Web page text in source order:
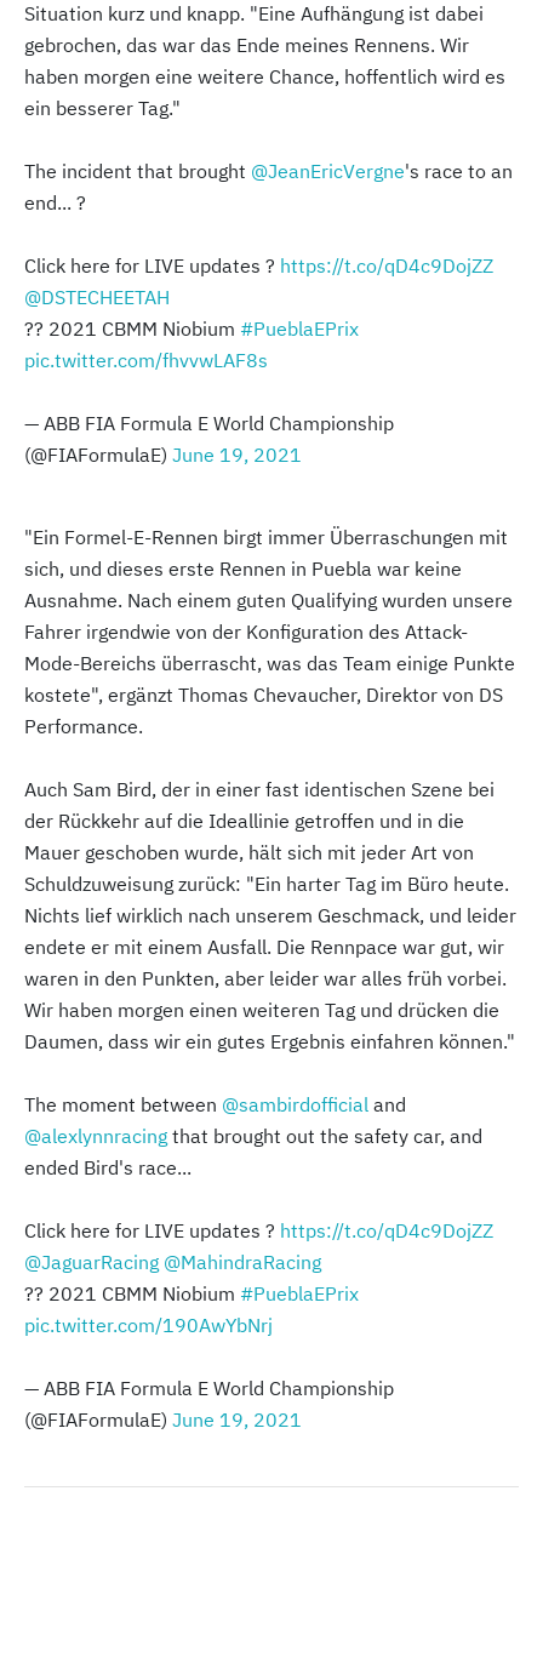
Situation kurz und knapp. "Eine Aufhängung ist dabei
gebrochen, das war das Ende meines Rennens. Wir
haben morgen eine weitere Chance, hoffentlich wird es
ein besserer Tag."
The incident that brought @JeanEricVergne's race to an
end... ?
Click here for LIVE updates ? https://t.co/qD4c9DojZZ
@DSTECHEETAH
?? 2021 CBMM Niobium #PueblaEPrix
pic.twitter.com/fhvvwLAF8s
— ABB FIA Formula E World Championship
(@FIAFormulaE) June 19, 2021
"Ein Formel-E-Rennen birgt immer Überraschungen mit
sich, und dieses erste Rennen in Puebla war keine
Ausnahme. Nach einem guten Qualifying wurden unsere
Fahrer irgendwie von der Konfiguration des Attack-
Mode-Bereichs überrascht, was das Team einige Punkte
kostete", ergänzt Thomas Chevaucher, Direktor von DS
Performance.
Auch Sam Bird, der in einer fast identischen Szene bei
der Rückkehr auf die Ideallinie getroffen und in die
Mauer geschoben wurde, hält sich mit jeder Art von
Schuldzuweisung zurück: "Ein harter Tag im Büro heute.
Nichts lief wirklich nach unserem Geschmack, und leider
endete er mit einem Ausfall. Die Rennpace war gut, wir
waren in den Punkten, aber leider war alles früh vorbei.
Wir haben morgen einen weiteren Tag und drücken die
Daumen, dass wir ein gutes Ergebnis einfahren können."
The moment between @sambirdofficial and
@alexlynnracing that brought out the safety car, and
ended Bird's race...
Click here for LIVE updates ? https://t.co/qD4c9DojZZ
@JaguarRacing @MahindraRacing
?? 2021 CBMM Niobium #PueblaEPrix
pic.twitter.com/190AwYbNrj
— ABB FIA Formula E World Championship
(@FIAFormulaE) June 19, 2021